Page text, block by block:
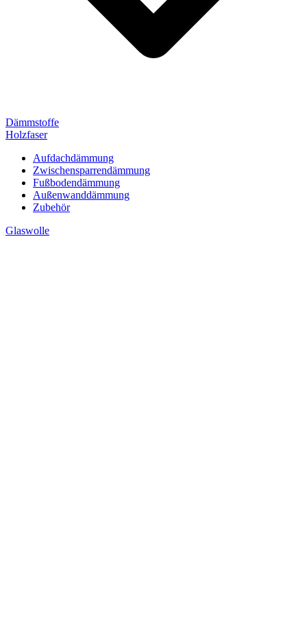
Dämmstoffe
Holzfaser
Aufdachdämmung
Zwischensparrendämmung
Fußbodendämmung
Außenwanddämmung
Zubehör
Glaswolle